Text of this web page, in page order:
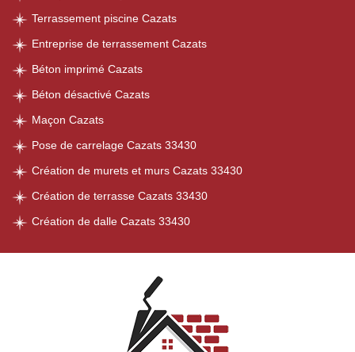
Terrassement piscine Cazats
Entreprise de terrassement Cazats
Béton imprimé Cazats
Béton désactivé Cazats
Maçon Cazats
Pose de carrelage Cazats 33430
Création de murets et murs Cazats 33430
Création de terrasse Cazats 33430
Création de dalle Cazats 33430